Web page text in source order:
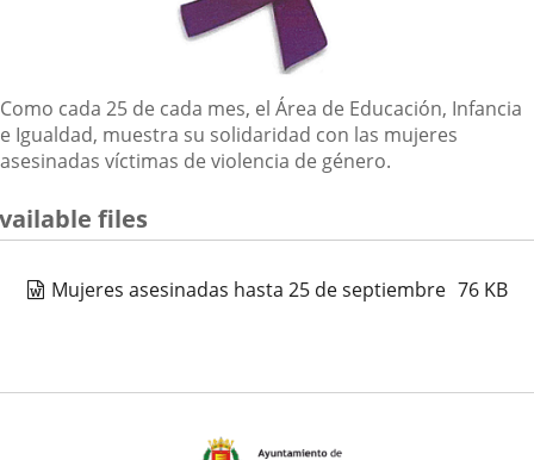
Descripción
Como cada 25 de cada mes, el Área de Educación, Infancia
e Igualdad, muestra su solidaridad con las mujeres
asesinadas víctimas de violencia de género.
files
Mujeres asesinadas hasta 25 de septiembre 76 KB